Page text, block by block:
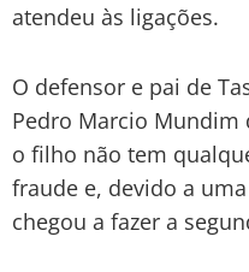
atendeu às ligações.
O defensor e pai de
Pedro Marcio
o filho não tem
fraude e, devido a
chegou a fazer a